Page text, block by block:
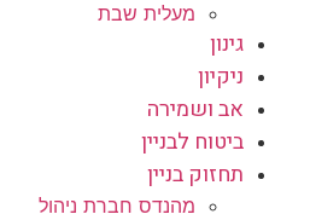
מעלית שבת
גינון
ניקיון
אב ושמירה
ביטוח לבניין
תחזוק בניין
מהנדס חברת ניהול